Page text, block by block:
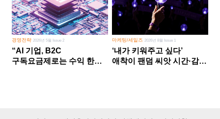
경영전략 2026년 5월 Issue 2
“AI 기업, B2C
구독요금제로는 수익 한계
마케팅/세일즈 2026년 8월 Issue 1
‘내가 키워주고 싶다’
애착이 팬덤 씨앗 시간·감정